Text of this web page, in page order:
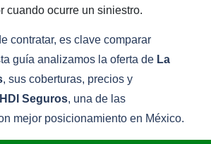
cuando ocurre un siniestro.
contratar, es clave comparar
guía analizamos la oferta de La
, sus coberturas, precios y
HDI Seguros, una de las
mejor posicionamiento en México.